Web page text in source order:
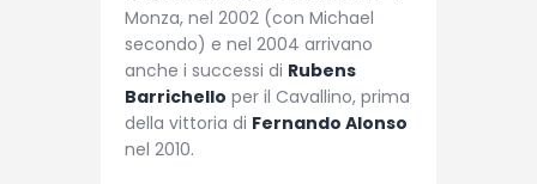
Monza, nel 2002 (con Michael
secondo) e nel 2004 arrivano
anche i successi di Rubens
Barrichello per il Cavallino, prima
della vittoria di Fernando Alonso
nel 2010.